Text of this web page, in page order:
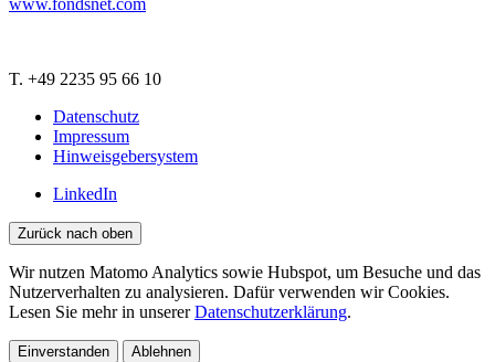
www.fondsnet.com
T. +49 2235 95 66 10
Datenschutz
Impressum
Hinweisgebersystem
LinkedIn
Zurück nach oben
Wir nutzen Matomo Analytics sowie Hubspot, um Besuche und das
Nutzerverhalten zu analysieren. Dafür verwenden wir Cookies.
Lesen Sie mehr in unsererDatenschutzerklärung.
Einverstanden Ablehnen